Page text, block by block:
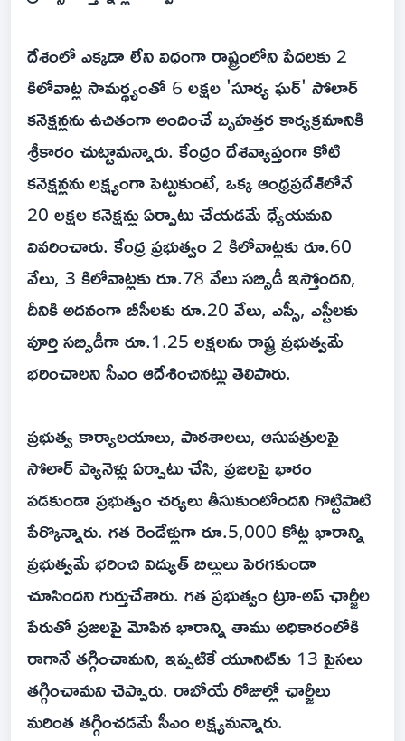
దేశంలో ఎక్కడా లేని విధంగా రాష్ట్రంలోని పేదలకు 2
కిలోవాట్ల సామర్థ్యంతో 6 లక్షల 'సూర్య ఘర్' సోలార్
కనెక్షన్లను ఉచితంగా అందించే బృహత్తర కార్యక్రమానికి
శ్రీకారం చుట్టామన్నారు. కేంద్రం దేశవ్యాప్తంగా కోటి
కనెక్షన్లను లక్ష్యంగా పెట్టుకుంటే, ఒక్క ఆంధ్రప్రదేశ్‌లోనే
20 లక్షల కనెక్షన్లు ఏర్పాటు చేయడమే ధ్యేయమని
వివరించారు. కేంద్ర ప్రభుత్వం 2 కిలోవాట్లకు రూ.60
వేలు, 3 కిలోవాట్లకు రూ.78 వేలు సబ్సిడీ ఇస్తోందని,
దీనికి అదనంగా బీసీలకు రూ.20 వేలు, ఎస్సీ, ఎస్టీలకు
పూర్తి సబ్సిడీగా రూ.1.25 లక్షలను రాష్ట్ర ప్రభుత్వమే
భరించాలని సీఎం ఆదేశించినట్లు తెలిపారు.
ప్రభుత్వ కార్యాలయాలు, పాఠశాలలు, ఆసుపత్రులపై
సోలార్ ప్యానెళ్లు ఏర్పాటు చేసి, ప్రజలపై భారం
పడకుండా ప్రభుత్వం చర్యలు తీసుకుంటోందని గొట్టిపాటి
పేర్కొన్నారు. గత రెండేళ్లుగా రూ.5,000 కోట్ల భారాన్ని
ప్రభుత్వమే భరించి విద్యుత్ బిల్లులు పెరగకుండా
చూసిందని గుర్తుచేశారు. గత ప్రభుత్వం ట్రూ-అప్ ఛార్జీల
పేరుతో ప్రజలపై మోపిన భారాన్ని తాము అధికారంలోకి
రాగానే తగ్గించామని, ఇప్పటికే యూనిట్‌కు 13 పైసలు
తగ్గించామని చెప్పారు. రాబోయే రోజుల్లో ఛార్జీలు
మరింత తగ్గించడమే సీఎం లక్ష్యమన్నారు.